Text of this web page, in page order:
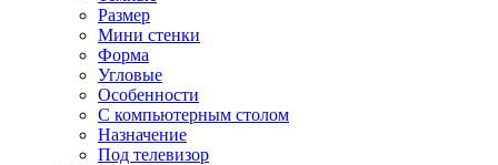
Размер
Мини стенки
Форма
Угловые
Особенности
С компьютерным столом
Назначение
Под телевизор